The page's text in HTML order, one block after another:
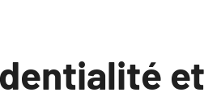
et